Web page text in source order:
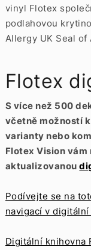
vinyl Flotex
podlahovou
Allergy UK Seal of
Flotex
S více než 500
včetně možností
varianty nebo
Flotex Vision
aktualizovanou
Podívejte se na
navigací v
Digitální knihovna